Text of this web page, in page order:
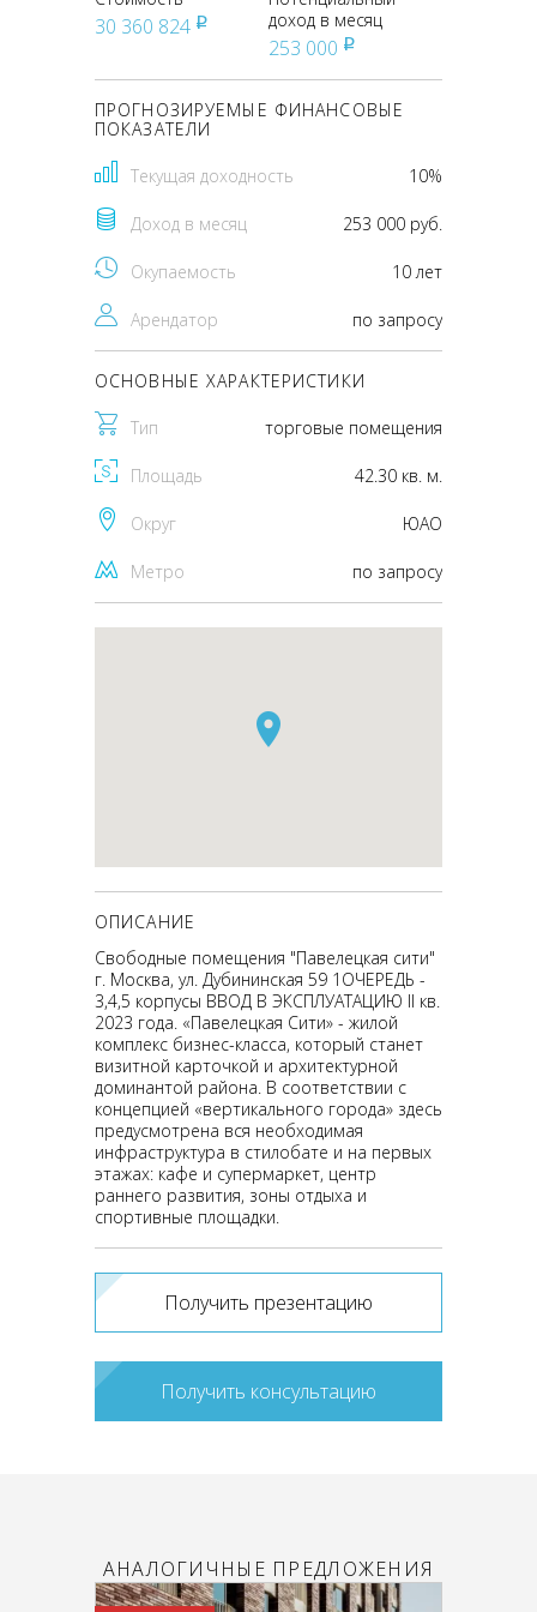
30 360 824 pуб
доход в месяц
253 000 pуб
ПРОГНОЗИРУЕМЫЕ ФИНАНСОВЫЕ
ПОКАЗАТЕЛИ
Текущая доходность 10%
Доход в месяц 253 000 руб.
Окупаемость 10 лет
Арендатор по запросу
ОСНОВНЫЕ ХАРАКТЕРИСТИКИ
Тип торговые помещения
Площадь 42.30 кв. м.
Округ ЮАО
Метро по запросу
ОПИСАНИЕ
Свободные помещения "Павелецкая сити"
г. Москва, ул. Дубининская 59 1ОЧЕРЕДЬ -
3,4,5 корпусы ВВОД В ЭКСПЛУАТАЦИЮ II кв.
2023 года. «Павелецкая Сити» - жилой
комплекс бизнес-класса, который станет
визитной карточкой и архитектурной
доминантой района. В соответствии с
концепцией «вертикального города» здесь
предусмотрена вся необходимая
инфраструктура в стилобате и на первых
этажах: кафе и супермаркет, центр
раннего развития, зоны отдыха и
спортивные площадки.
Получить презентацию
Получить консультацию
АНАЛОГИЧНЫЕ ПРЕДЛОЖЕНИЯ